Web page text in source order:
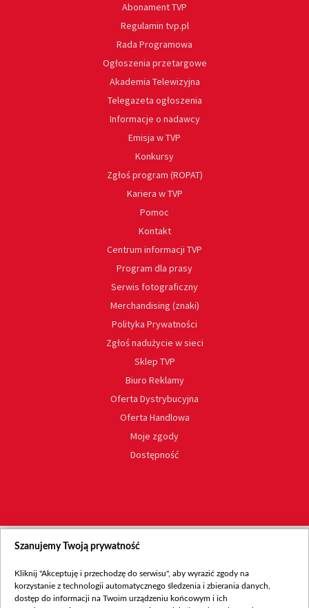
Abonament TVP
Regulamin tvp.pl
Rada Programowa
Ogłoszenia przetargowe
Akademia Telewizyjna
Telegazeta ogłoszenia
Informacje o nadawcy
Emisja w TVP
Konkursy
Zgłoś program (ROPAT)
Kariera w TVP
Pomoc
Kontakt
Centrum informacji TVP
Program dla prasy
Serwis fotograficzny
Merchandising (znaki)
Polityka Prywatności
Zgłoś nadużycie w sieci
Sklep TVP
Biuro Reklamy
Oferta Dystrybucyjna
Oferta Handlowa
Moje zgody
Dostępność
Szanujemy Twoją prywatność
Kliknij "Akceptuję i przechodzę do serwisu", aby wyrazić zgody na
korzystanie z technologii automatycznego śledzenia i zbierania danych,
dostęp do informacji na Twoim urządzeniu końcowym i ich